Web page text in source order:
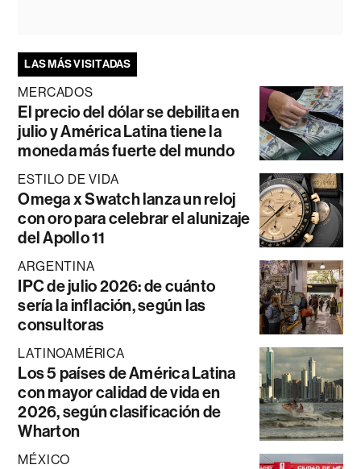
LAS MÁS VISITADAS
MERCADOS
El precio del dólar se debilita en
julio y América Latina tiene la
moneda más fuerte del mundo
ESTILO DE VIDA
Omega x Swatch lanza un reloj
con oro para celebrar el alunizaje
del Apollo 11
ARGENTINA
IPC de julio 2026: de cuánto
sería la inflación, según las
consultoras
LATINOAMÉRICA
Los 5 países de América Latina
con mayor calidad de vida en
2026, según clasificación de
Wharton
MÉXICO